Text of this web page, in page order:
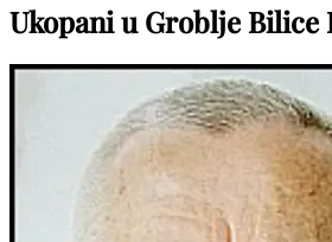
Ukopani u Groblje Bilice